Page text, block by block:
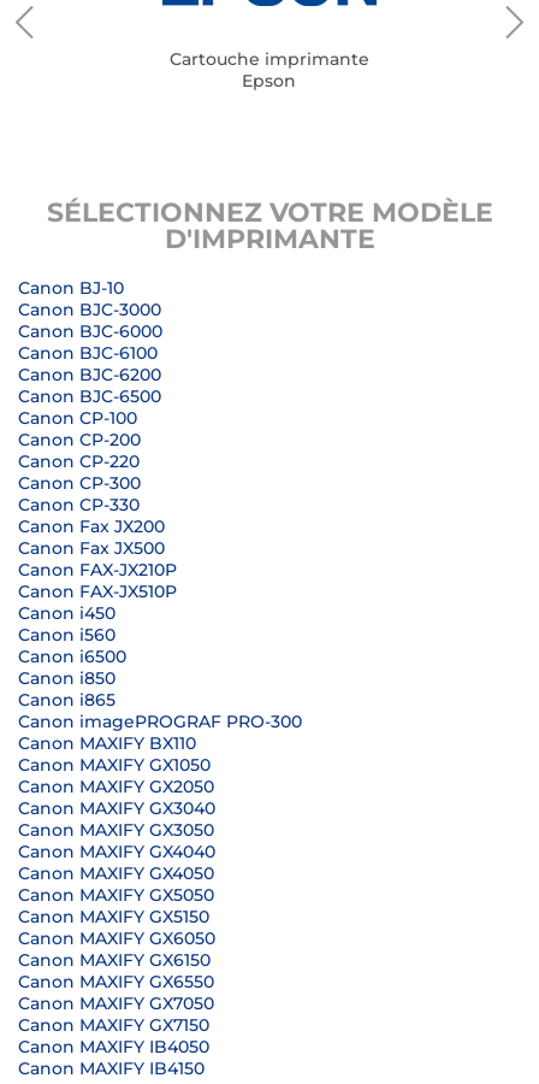
Cartouche imprimante
Epson
SÉLECTIONNEZ VOTRE MODÈLE
D'IMPRIMANTE
Canon BJ-10
Canon BJC-3000
Canon BJC-6000
Canon BJC-6100
Canon BJC-6200
Canon BJC-6500
Canon CP-100
Canon CP-200
Canon CP-220
Canon CP-300
Canon CP-330
Canon Fax JX200
Canon Fax JX500
Canon FAX-JX210P
Canon FAX-JX510P
Canon i450
Canon i560
Canon i6500
Canon i850
Canon i865
Canon imagePROGRAF PRO-300
Canon MAXIFY BX110
Canon MAXIFY GX1050
Canon MAXIFY GX2050
Canon MAXIFY GX3040
Canon MAXIFY GX3050
Canon MAXIFY GX4040
Canon MAXIFY GX4050
Canon MAXIFY GX5050
Canon MAXIFY GX5150
Canon MAXIFY GX6050
Canon MAXIFY GX6150
Canon MAXIFY GX6550
Canon MAXIFY GX7050
Canon MAXIFY GX7150
Canon MAXIFY IB4050
Canon MAXIFY IB4150